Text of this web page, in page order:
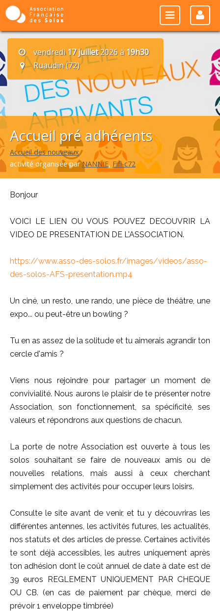
vendredi17 juillet2026 à 19h30
Ruaudin (72)
Accueil pré adhérents
Accueil des nouveaux
activité organisée parNANNIE, Fifi-c72
Bonjour
VOICI LE LIEN OU VOUS POUVEZ DECOUVRIR LA
VIDEO DE PRESENTATION DE L'ASSOCIATION.
https://www.asso-des-solos.fr/images/videos/asso-
des-solos-AFS-presentation.mp4
Un ciné, un resto, une rando, une pièce de théâtre, une
expo... ou peut-être un bowling ?
Tu en as assez de la solitude et tu aimerais agrandir ton
cercle d'amis ?
Viens nous rejoindre pour partager un moment de
convivialité. Nous aurons le plaisir de te présenter notre
Association, son fonctionnement, sa spécificité, ses
valeurs et répondrons aux questions de chacun.
La porte de notre Association est ouverte à tous les
solos souhaitant se faire de nouveaux amis ou de
nouvelles relations, mais aussi à ceux cherchant
simplement des activités pour occuper leurs loisirs.
Consulte le site avant de venir, et tu y découvriras les
différentes antennes, les activités futures, les actualités,
nos statuts et des articles de presse. Certaines activités
te sont déjà accessibles, les autres uniquement après
ton adhésion dont le coût annuel de date à date est de
39 euros REGLEMENT UNIQUEMENT PAR CHEQUE
OU CB. (en cas de paiement par chèque, merci de
prévoir 1 enveloppe timbrée)